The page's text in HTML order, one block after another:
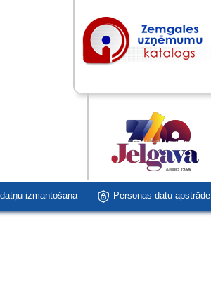
izmantošana Personas datu apstrāde